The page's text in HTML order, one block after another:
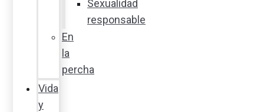
Sexualidad
responsable
En
la
percha
Vida
y